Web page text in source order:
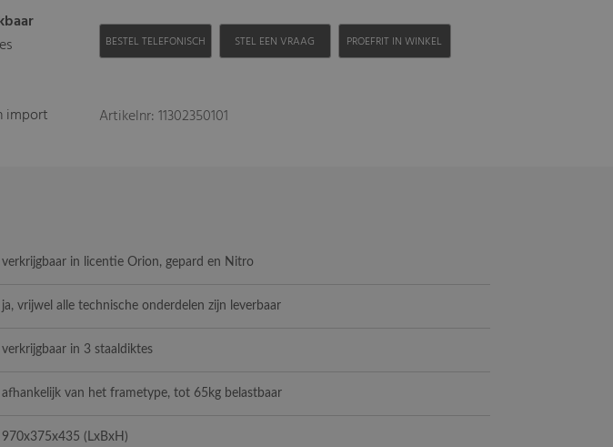
import
BESTEL TELEFONISCH STEL EEN VRAAG PROEFRIT IN WINKEL
Artikelnr: 11302350101
verkrijgbaar in licentie Orion, gepard en Nitro
ja, vrijwel alle technische onderdelen zijn leverbaar
verkrijgbaar in 3 staaldiktes
afhankelijk van het frametype, tot 65kg belastbaar
970x375x435 (LxBxH)